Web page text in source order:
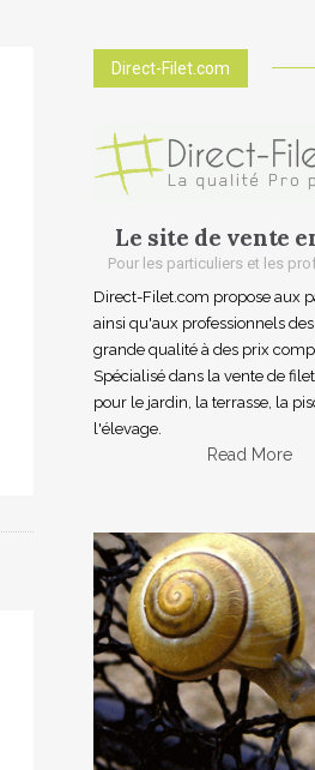
Direct-Filet.com
Le site de vente
Pour les particuliers et les
Direct-Filet.com propose aux
ainsi qu'aux professionnels
grande qualité à des prix
Spécialisé dans la vente de
pour le jardin, la terrasse, la
l'élevage.
Read More